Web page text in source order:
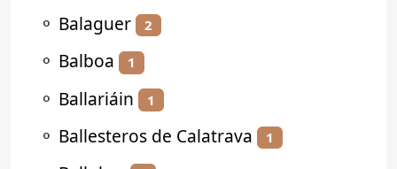
⚬ Balaguer 2
⚬ Balboa 1
⚬ Ballariáin 1
⚬ Ballesteros de Calatrava 1